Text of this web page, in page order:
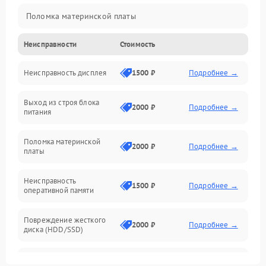
Поломка материнской платы
Неисправность системы охлаждения
Неисправность BIOS
Повреждение корпуса
Повреждение разъёмов (USB, HDMI и др.)
Поломка видеокарты
Неисправности Стоимость
Неисправность дисплея 1500 ₽ Подробнее →
Выход из строя блока
питания
2000 ₽ Подробнее →
Поломка материнской
платы
2000 ₽ Подробнее →
Неисправность
оперативной памяти
1500 ₽ Подробнее →
Повреждение жесткого
диска (HDD/SSD)
2000 ₽ Подробнее →